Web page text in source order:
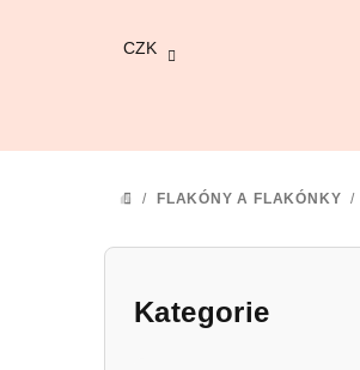
CZK
DOMŮ
/ FLAKÓNY A FLAKÓNKY /
Přeskočit
Kategorie